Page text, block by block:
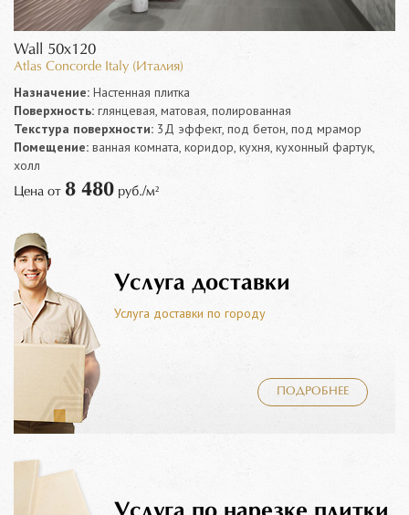
Wall 50x120
Atlas Concorde Italy (Италия)
Назначение: Настенная плитка
Поверхность: глянцевая, матовая, полированная
Текстура поверхности: 3Д эффект, под бетон, под мрамор
Помещение: ванная комната, коридор, кухня, кухонный фартук,
холл
Цена от 8 480 руб./м²
Услуга доставки
Услуга доставки по городу
ПОДРОБНЕЕ